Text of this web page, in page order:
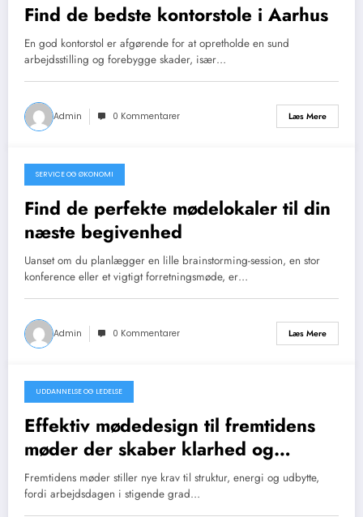
Find de bedste kontorstole i Aarhus
En god kontorstol er afgørende for at opretholde en sund
arbejdsstilling og forebygge skader, især…
Admin 0 Kommentarer Læs Mere
januar 4, 2026
SERVICE OG ØKONOMI
Find de perfekte mødelokaler til din
næste begivenhed
Uanset om du planlægger en lille brainstorming-session, en stor
konference eller et vigtigt forretningsmøde, er…
Admin 0 Kommentarer Læs Mere
januar 1, 2026
UDDANNELSE OG LEDELSE
Effektiv mødedesign til fremtidens
møder der skaber klarhed og
handling
Fremtidens møder stiller nye krav til struktur, energi og udbytte,
fordi arbejdsdagen i stigende grad…